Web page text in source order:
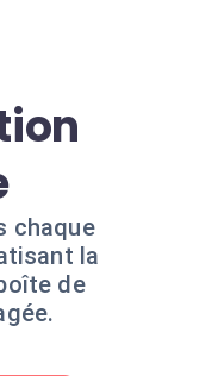
chaque
la
de